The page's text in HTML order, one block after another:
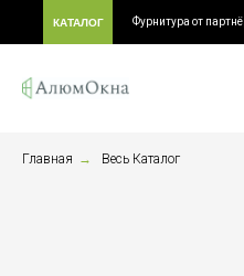
КАТАЛОГ Фурнитура от
Главная → Весь Каталог